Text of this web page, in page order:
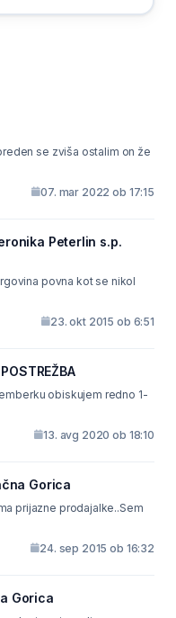
se zviša ostalim on že
07. mar 2022 ob 17:15
Peterlin s.p.
povna kot se nikol
23. okt 2015 ob 6:51
obiskujem redno 1-
13. avg 2020 ob 18:10
Gorica
prijazne prodajalke..Sem
24. sep 2015 ob 16:32
Gorica